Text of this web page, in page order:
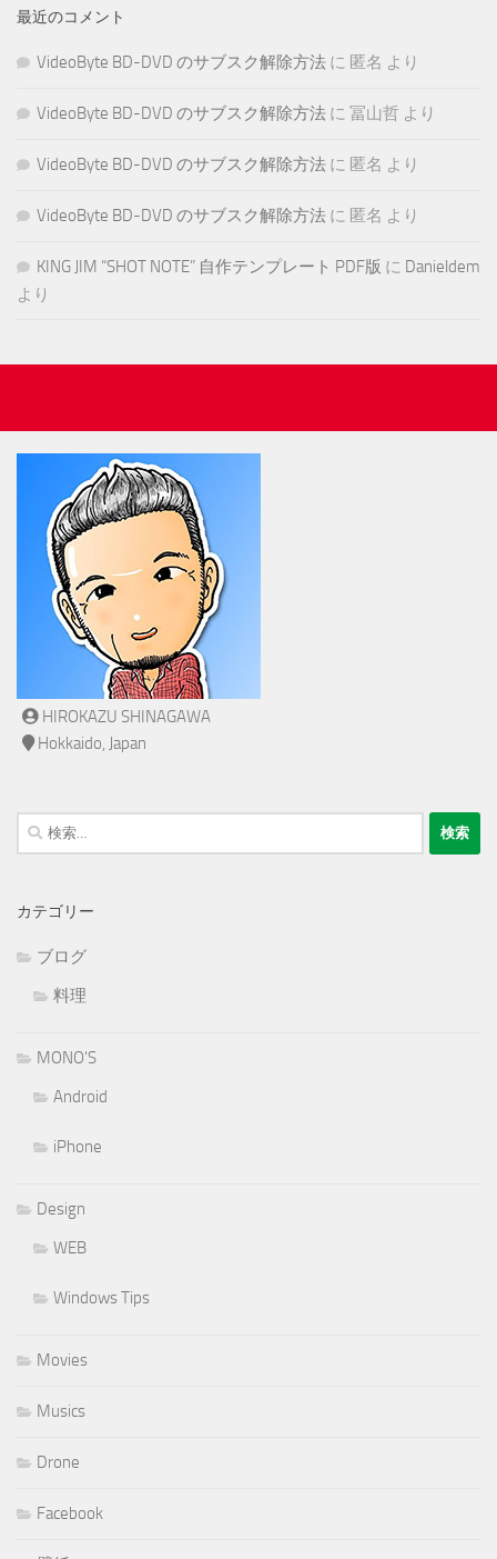
最近のコメント
VideoByte BD-DVD のサブスク解除方法 に 匿名 より
VideoByte BD-DVD のサブスク解除方法 に 冨山哲 より
VideoByte BD-DVD のサブスク解除方法 に 匿名 より
VideoByte BD-DVD のサブスク解除方法 に 匿名 より
KING JIM “SHOT NOTE” 自作テンプレート PDF版 に Danieldem
より
HIROKAZU SHINAGAWA
Hokkaido, Japan
検
索:
カテゴリー
ブログ
料理
MONO'S
Android
iPhone
Design
WEB
Windows Tips
Movies
Musics
Drone
Facebook